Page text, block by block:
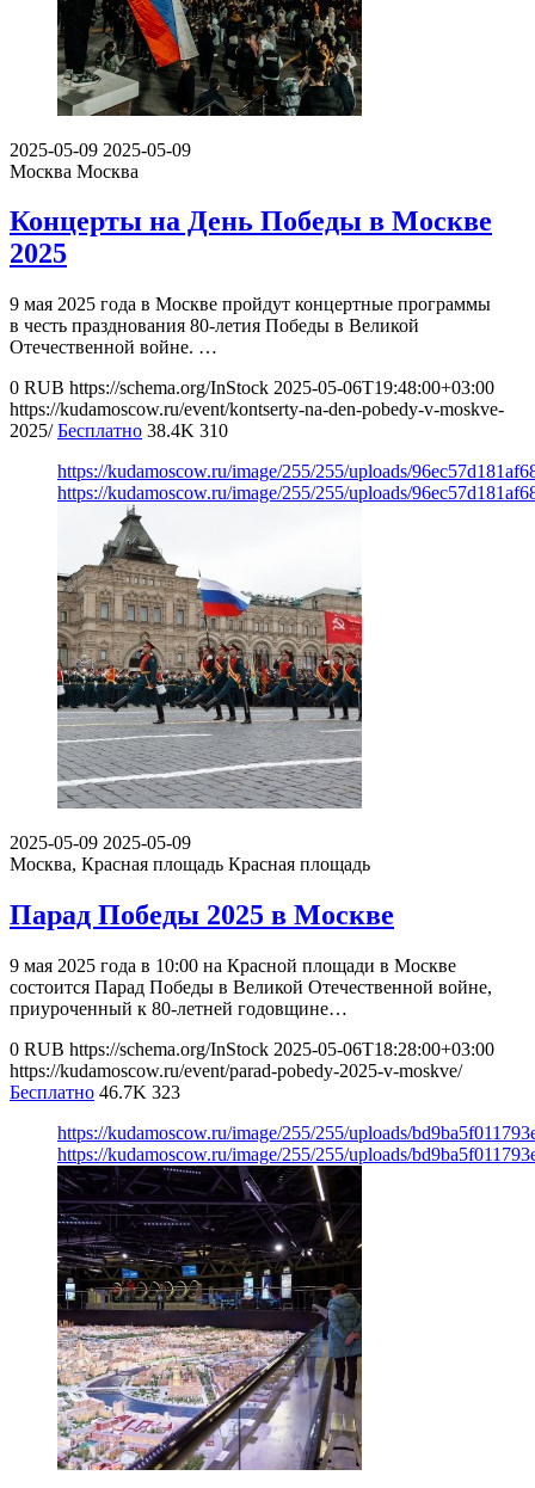
2025-05-09 2025-05-09
Москва Москва
Концерты на День Победы в Москве
2025
9 мая 2025 года в Москве пройдут концертные программы
в честь празднования 80-летия Победы в Великой
Отечественной войне. …
0 RUB https://schema.org/InStock 2025-05-06T19:48:00+03:00
https://kudamoscow.ru/event/kontserty-na-den-pobedy-v-moskve-
2025/ Бесплатно 38.4K 310
https://kudamoscow.ru/image/255/255/uploads/
https://kudamoscow.ru/image/255/255/uploads/
2025-05-09 2025-05-09
Москва, Красная площадь Красная площадь
Парад Победы 2025 в Москве
9 мая 2025 года в 10:00 на Красной площади в Москве
состоится Парад Победы в Великой Отечественной войне,
приуроченный к 80-летней годовщине…
0 RUB https://schema.org/InStock 2025-05-06T18:28:00+03:00
https://kudamoscow.ru/event/parad-pobedy-2025-v-moskve/
Бесплатно 46.7K 323
https://kudamoscow.ru/image/255/255/uploads/
https://kudamoscow.ru/image/255/255/uploads/